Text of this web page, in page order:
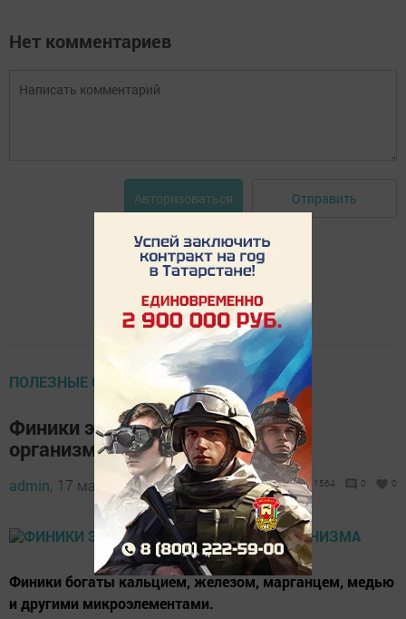
Нет комментариев
Авторизоваться Отправить
ПОЛЕЗНЫЕ СОВЕТЫ
Финики это чудо-средство для
организма
admin, 17 мая 2022 - 10:22 1564 0 0
Финики богаты кальцием, железом, марганцем, медью
и другими микроэлементами.